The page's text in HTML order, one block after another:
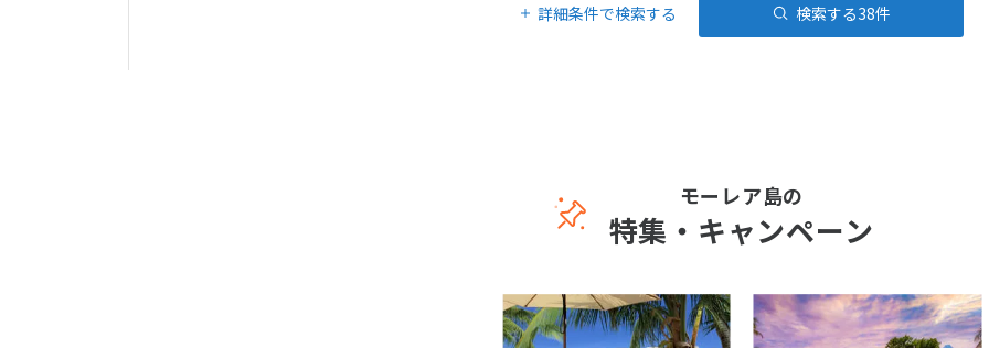
詳細条件で検索する 検索する38件
モーレア島の
特集・キャンペーン